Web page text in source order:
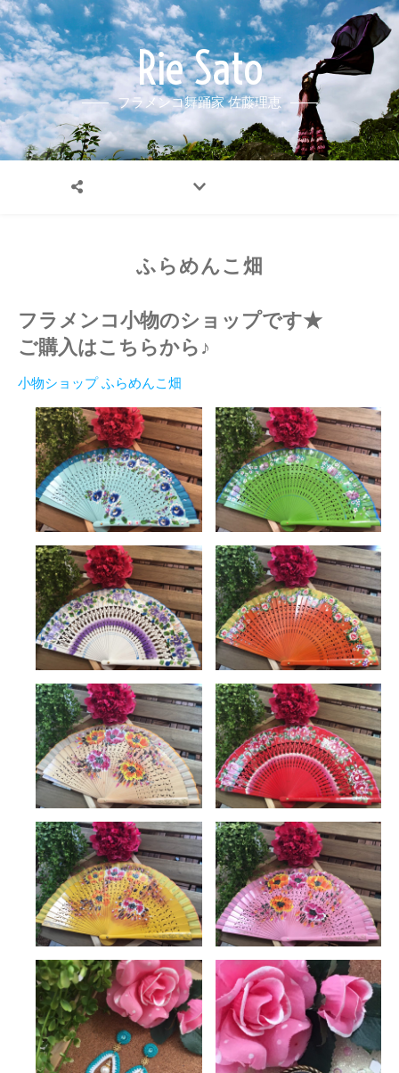
Rie Sato
フラメンコ舞踊家 佐藤理恵
ふらめんこ畑
フラメンコ小物のショップです★
ご購入はこちらから♪
小物ショップ ふらめんこ畑